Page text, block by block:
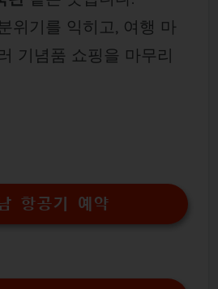
위기를 익히고, 여행 마
기념품 쇼핑을 마무리
항공기 예약